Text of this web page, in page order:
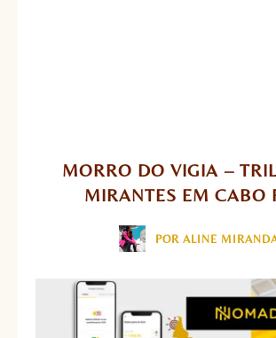
MORRO DO VIGIA –
MIRANTES EM CABO
POR ALINE